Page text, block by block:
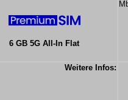
6 GB 5G All-In Flat
Weitere Infos: